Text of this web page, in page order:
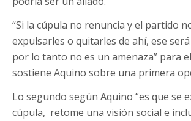
“Si la cúpula no renuncia y el partido
expulsarles o quitarles de ahí, ese
por lo tanto no es un amenaza” para
sostiene Aquino sobre una primera
Lo segundo según Aquino “es que se
cúpula, retome una visión social e